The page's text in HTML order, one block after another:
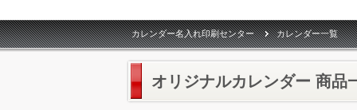
カレンダー名入れ印刷センター カレンダー一覧
オリジナルカレンダー 商品